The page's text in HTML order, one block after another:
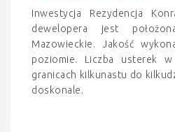
Inwestycja Rezydencja
dewelopera jest
Mazowieckie. Jakość
poziomie. Liczba usterek
granicach kilkunastu do
doskonale.